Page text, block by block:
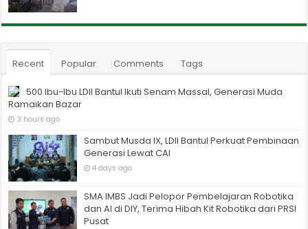
Recent Popular Comments Tags
500 Ibu-Ibu LDII Bantul Ikuti Senam Massal, Generasi Muda
Ramaikan Bazar
3 hours ago
Sambut Musda IX, LDII Bantul Perkuat Pembinaan
Generasi Lewat CAI
4 days ago
SMA IMBS Jadi Pelopor Pembelajaran Robotika
dan AI di DIY, Terima Hibah Kit Robotika dari PRSI
Pusat